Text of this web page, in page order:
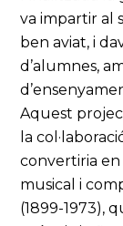
va impartir al
ben aviat, i
d’alumnes,
Aquest
la
convertiria en
musical i
(1899-1973),